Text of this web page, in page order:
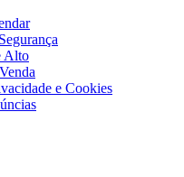
Alto
e Cookies